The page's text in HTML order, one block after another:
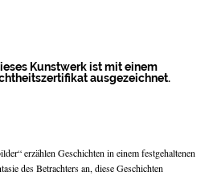
Kunstwerk ist mit einem
ausgezeichnet.
erzählen Geschichten in einem festgehaltenen
des Betrachters an, diese Geschichten